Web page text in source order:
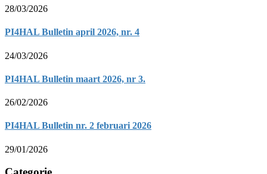
28/03/2026
PI4HAL Bulletin april 2026, nr. 4
24/03/2026
PI4HAL Bulletin maart 2026, nr 3.
26/02/2026
PI4HAL Bulletin nr. 2 februari 2026
29/01/2026